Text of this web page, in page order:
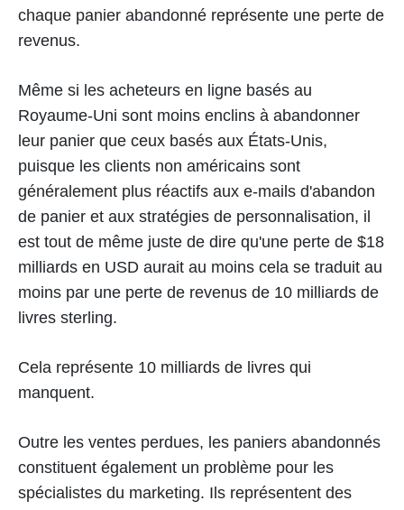
chaque panier abandonné représente une perte de
revenus.
Même si les acheteurs en ligne basés au
Royaume-Uni sont moins enclins à abandonner
leur panier que ceux basés aux États-Unis,
puisque les clients non américains sont
généralement plus réactifs aux e-mails d'abandon
de panier et aux stratégies de personnalisation, il
est tout de même juste de dire qu'une perte de $18
milliards en USD aurait au moins cela se traduit au
moins par une perte de revenus de 10 milliards de
livres sterling.
Cela représente 10 milliards de livres qui
manquent.
Outre les ventes perdues, les paniers abandonnés
constituent également un problème pour les
spécialistes du marketing. Ils représentent des